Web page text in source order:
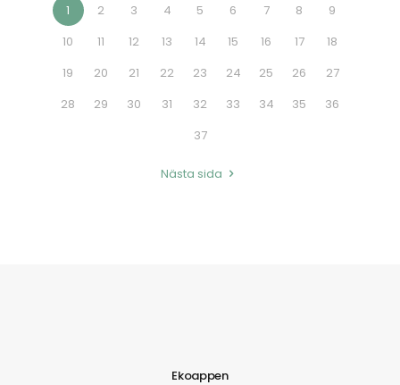
1 2 3 4 5 6 7 8
9
10
11 12 13 14 15 16 17
18
19
20 21 22 23 24 25 26
27
28
29 30 31 32 33 34 35
36
37
Nästa sida
Ekoappen